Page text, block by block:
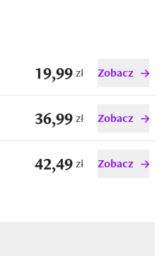
19,99zł Zobacz
36,99zł Zobacz
42,49zł Zobacz